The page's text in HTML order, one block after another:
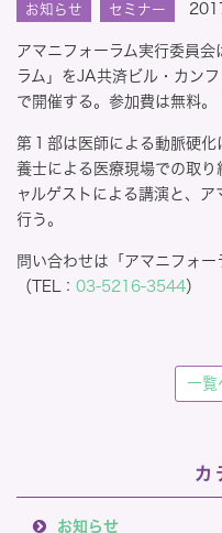
お知らせ セミナー
アマニフォーラム実行委員
ラム」をJA共済ビル・カン
で開催する。参加費は無料。
第１部は医師による動脈硬
養士による医療現場での取
ャルゲストによる講演と、
行う。
問い合わせは「アマニフォ
（TEL： 03-5216-3544）
一覧
カ
お知らせ